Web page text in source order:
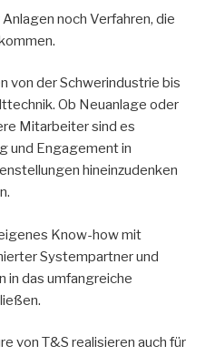
noch Verfahren, die
von der Schwerindustrie bis
Ob Neuanlage oder
Mitarbeiter sind es
und Engagement in
hineinzudenken
Know-how mit
Systempartner und
in das umfangreiche
von T&S realisieren auch für